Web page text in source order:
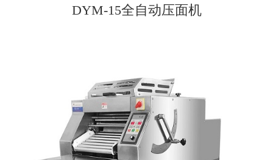
DYM-15全自动压面机